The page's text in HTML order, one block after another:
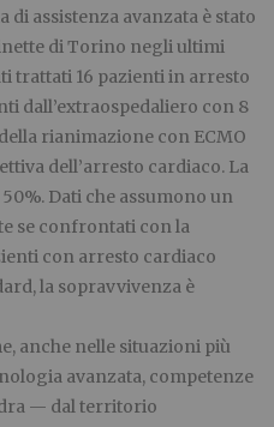
assistenza avanzata è stato
di Torino negli ultimi
trattati 16 pazienti in arresto
dall’extraospedaliero con 8
rianimazione con ECMO
dell’arresto cardiaco. La
Dati che assumono un
se confrontati con la
con arresto cardiaco
la sopravvivenza è
anche nelle situazioni più
avanzata, competenze
— dal territorio